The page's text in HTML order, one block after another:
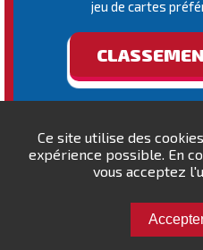
Ce site utilise des
expérience possible. En
vous acceptez
jeu de cartes